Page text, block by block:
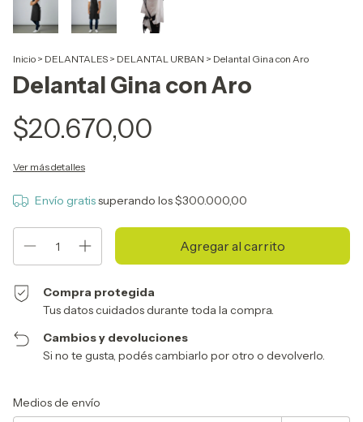
Inicio > DELANTALES > DELANTAL URBAN > Delantal Gina con Aro
Delantal Gina con Aro
$20.670,00
Ver más detalles
Envío gratissuperando los$300.000,00
Compra protegida
Tus datos cuidados durante toda la compra.
Cambios y devoluciones
Si no te gusta, podés cambiarlo por otro o devolverlo.
Entregas para el CP:
Medios de envío